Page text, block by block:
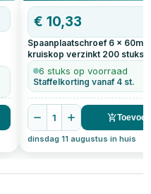
OP=OP
€10,33
Spaanplaatschroef 6 x 60mm
kruiskop verzinkt 200 stuks
6 stuks op voorraad
Staffelkorting vanaf 4 st.
1
dinsdag 11 augustus in huis